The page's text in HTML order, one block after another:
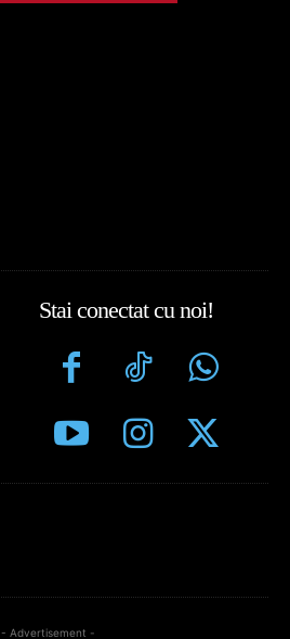
Stai conectat cu noi!
- Advertisement -